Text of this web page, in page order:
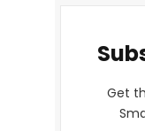
Get